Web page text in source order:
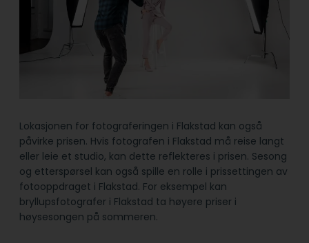
Lokasjonen for fotograferingen i Flakstad kan også
påvirke prisen. Hvis fotografen i Flakstad må reise langt
eller leie et studio, kan dette reflekteres i prisen. Sesong
og etterspørsel kan også spille en rolle i prissettingen av
fotooppdraget i Flakstad. For eksempel kan
bryllupsfotografer i Flakstad ta høyere priser i
høysesongen på sommeren.